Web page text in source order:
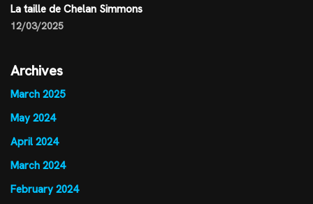
La taille de Chelan Simmons
12/03/2025
Archives
March 2025
May 2024
April 2024
March 2024
February 2024